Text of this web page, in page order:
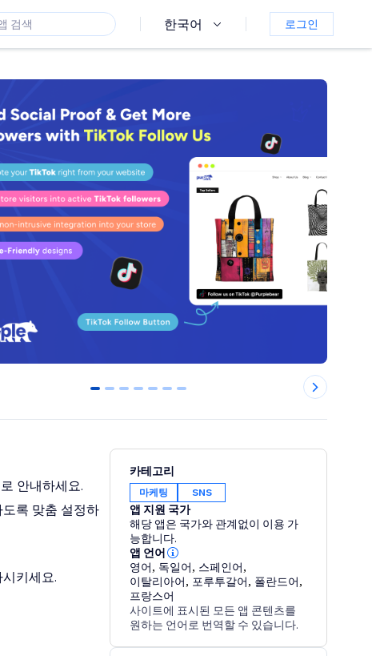
한국어 로그인
0 1 2 3 4 5 6
안내하세요.
록 맞춤 설정하
키세요.
카테고리
마케팅 SNS
앱 지원 국가
해당 앱은 국가와 관계없이 이용 가
능합니다.
앱 언어
영어, 독일어, 스페인어,
이탈리아어, 포루투갈어, 폴란드어,
프랑스어
사이트에 표시된 모든 앱 콘텐츠를
원하는 언어로 번역할 수 있습니다.